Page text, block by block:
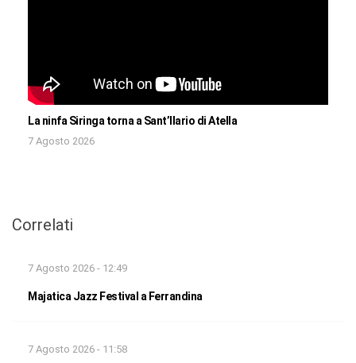
La ninfa Siringa torna a Sant’Ilario di Atella
7 Agosto 2026
Correlati
7 Agosto 2026 - 12:49
Majatica Jazz Festival a Ferrandina
7 Agosto 2026 - 11:58